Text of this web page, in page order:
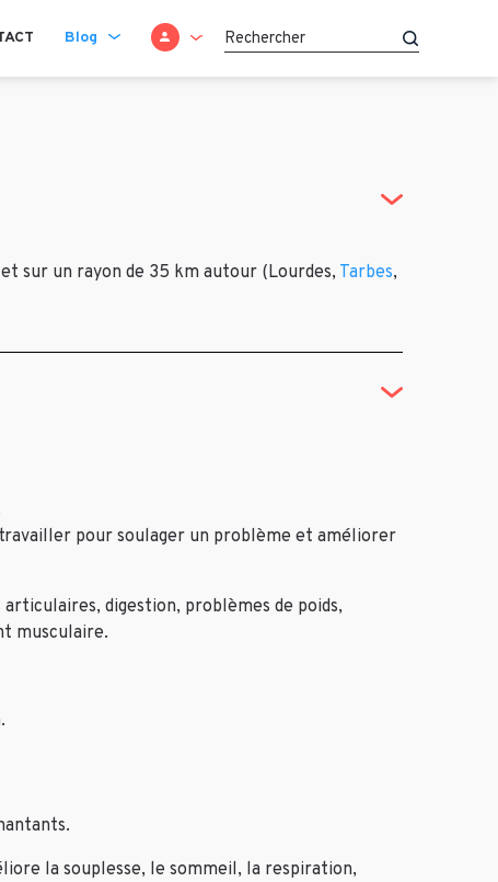
Blog SE CONNECTER
sur un rayon de 35 km autour (Lourdes, Tarbes,
pour soulager un problème et améliorer
digestion, problèmes de poids,
musculaire.
la souplesse, le sommeil, la respiration,